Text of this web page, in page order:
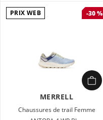
PRIX WEB -30 %
MERRELL
Chaussures de trail Femme